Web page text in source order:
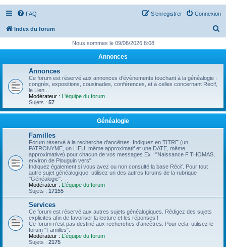
FAQ Connexion
S’enregistrer
Index du forum
h
h
Nous sommes le 09/08/2026 8:08
Annonces
Annonces
Ce forum est réservé aux annonces d'évènements touchant à la généalogie :
congrès, expositions, cousinades, conférences, et à celles concernant Récif,
le Lien...
Modérateur : L'équipe du forum
Sujets : 57
Généalogie
Familles
Forum réservé à la recherche d'ancêtres. Indiquez en TITRE (un
PATRONYME, un LIEU, même approximatif et une DATE, même
approximative) pour chacun de vos messages Ex : "Naissance F.THOMAS,
environ de Plouguin vers".
Indiquez également si vous avez ou non consulté la base Récif. Pour tout
autre sujet généalogique, utilisez un des autres forums de la rubrique
"Généalogie".
Modérateur : L'équipe du forum
Sujets : 17155
Services
Ce forum est réservé aux autres sujets généalogiques. Rédigez des sujets
explicites afin de favoriser la lecture et les réponses !
Ce forum n'est pas destiné aux recherches d'ancêtres. Pour cela, utilisez le
forum "Familles".
Modérateur : L'équipe du forum
Sujets : 2175